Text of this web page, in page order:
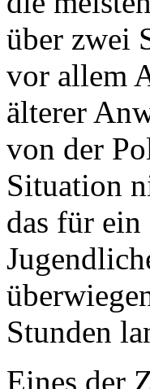
über zwei
vor allem
älterer
von der
Situation
das für
Stunden
Eines der